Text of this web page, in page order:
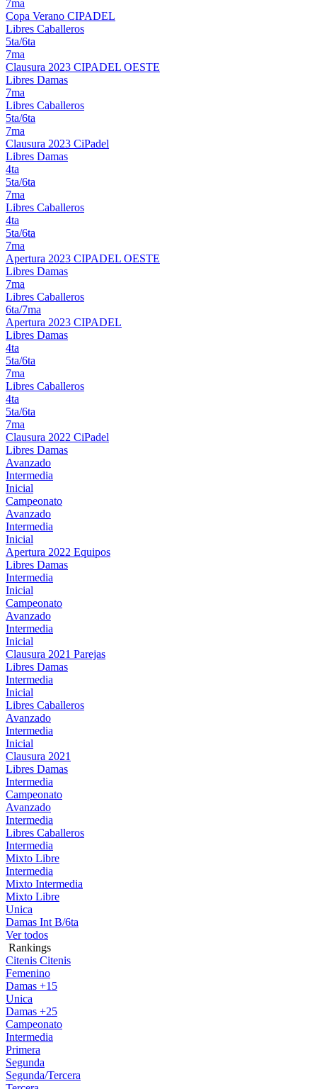
7ma
Copa Verano CIPADEL
Libres Caballeros
5ta/6ta
7ma
Clausura 2023 CIPADEL OESTE
Libres Damas
7ma
Libres Caballeros
5ta/6ta
7ma
Clausura 2023 CiPadel
Libres Damas
4ta
5ta/6ta
7ma
Libres Caballeros
4ta
5ta/6ta
7ma
Apertura 2023 CIPADEL OESTE
Libres Damas
7ma
Libres Caballeros
6ta/7ma
Apertura 2023 CIPADEL
Libres Damas
4ta
5ta/6ta
7ma
Libres Caballeros
4ta
5ta/6ta
7ma
Clausura 2022 CiPadel
Libres Damas
Avanzado
Intermedia
Inicial
Campeonato
Avanzado
Intermedia
Inicial
Apertura 2022 Equipos
Libres Damas
Intermedia
Inicial
Campeonato
Avanzado
Intermedia
Inicial
Clausura 2021 Parejas
Libres Damas
Intermedia
Inicial
Libres Caballeros
Avanzado
Intermedia
Inicial
Clausura 2021
Libres Damas
Intermedia
Campeonato
Avanzado
Intermedia
Libres Caballeros
Intermedia
Mixto Libre
Intermedia
Mixto Intermedia
Mixto Libre
Unica
Damas Int B/6ta
Ver todos
Rankings
Citenis Citenis
Femenino
Damas +15
Unica
Damas +25
Campeonato
Intermedia
Primera
Segunda
Segunda/Tercera